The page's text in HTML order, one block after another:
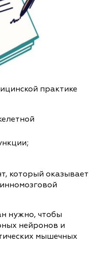
практике
который оказывает
нужно, чтобы
нейронов и
мышечных